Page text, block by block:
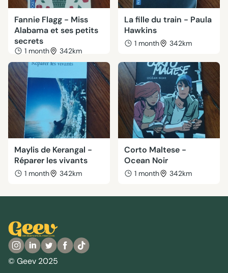
Fannie Flagg - Miss
Alabama et ses petits
secrets
1 month 342km
La fille du train - Paula
Hawkins
1 month 342km
Maylis de Kerangal -
Réparer les vivants
1 month 342km
Corto Maltese -
Ocean Noir
1 month 342km
© Geev 2025